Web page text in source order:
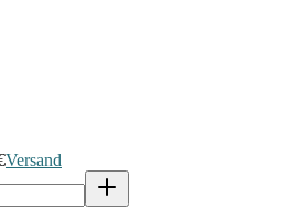
Versand